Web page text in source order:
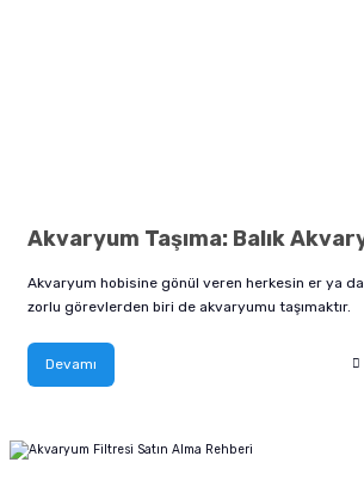
Akvaryum hobisine gönül veren herkesin er ya da
zorlu görevlerden biri de akvaryumu taşımaktır.
Devamı